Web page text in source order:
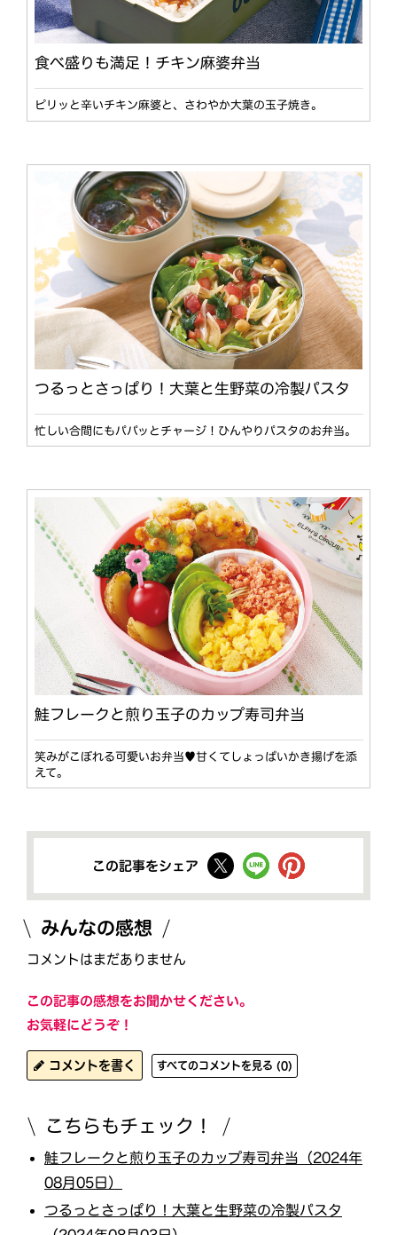
食べ盛りも満足！チキン麻婆弁当
ピリッと辛いチキン麻婆と、さわやか大葉の玉子焼き。
つるっとさっぱり！大葉と生野菜の冷製パスタ
忙しい合間にもパパッとチャージ！ひんやりパスタのお弁当。
鮭フレークと煎り玉子のカップ寿司弁当
笑みがこぼれる可愛いお弁当♥甘くてしょっぱいかき揚げを添
えて。
この記事をシェア
みんなの感想
コメントはまだありません
この記事の感想をお聞かせください。
お気軽にどうぞ！
コメントを書く すべてのコメントを見る (0)
こちらもチェック！
鮭フレークと煎り玉子のカップ寿司弁当（2024年
08月05日）
つるっとさっぱり！大葉と生野菜の冷製パスタ